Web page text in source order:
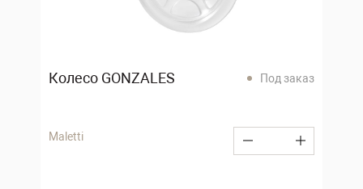
Колесо GONZALES Под заказ
Maletti